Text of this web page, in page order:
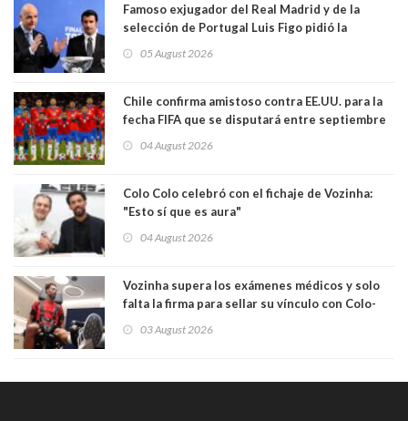
Famoso exjugador del Real Madrid y de la
selección de Portugal Luis Figo pidió la
comportamiento más bajo y cobarde que he
05 August 2026
Chile confirma amistoso contra EE.UU. para la
fecha FIFA que se disputará entre septiembre
04 August 2026
Colo Colo celebró con el fichaje de Vozinha:
"Esto sí que es aura"
04 August 2026
Vozinha supera los exámenes médicos y solo
falta la firma para sellar su vínculo con Colo-
03 August 2026